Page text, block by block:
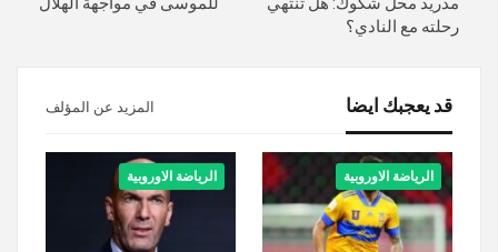
رحلته مع النادي؟
قد يعجبك ايضا المزيد عن المؤلف
الرياضة الاوروبية الرياضة الاوروبية